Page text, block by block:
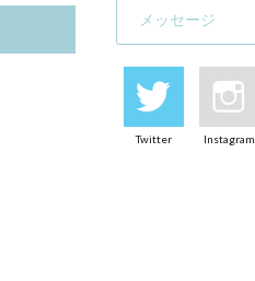
メッセージ
Twitter Instagram